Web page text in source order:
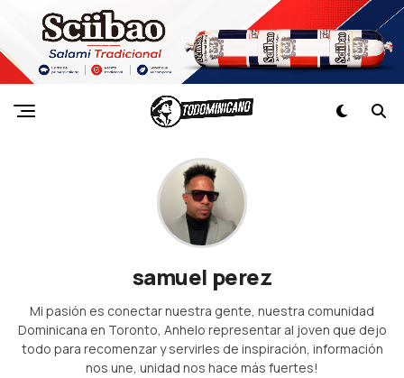
samuel perez
Mi pasión es conectar nuestra gente, nuestra comunidad
Dominicana en Toronto, Anhelo representar al joven que dejo
todo para recomenzar y servirles de inspiración, información
nos une, unidad nos hace más fuertes!